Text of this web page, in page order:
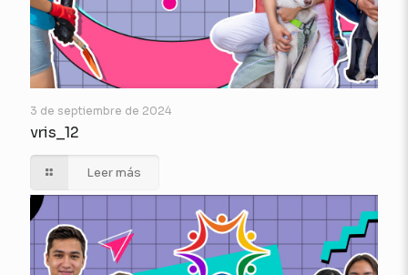
3 de septiembre de 2024
vris_12
Leer más